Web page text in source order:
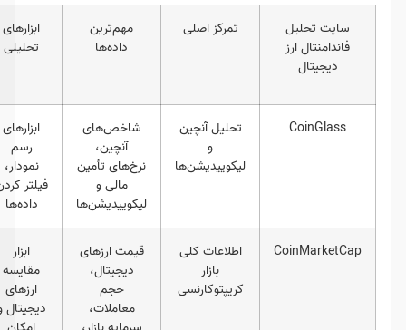
تمرکز اصلی
مهم‌ترین
ابزارهای
تحلیلی
جامعه کاربری
تحلیل آنچین
شاخص‌های
نرخ‌های تأمین
ابزارهای
رسم
نمودار،
فیلتر کردن
داده‌ها
تریدرهای
حرفه‌ای
اطلاعات کلی
قیمت ارزهای
دیجیتال،
حجم
ابزار
مقایسه
ارزهای
دیجیتال و
عمومی،
تریدرها،
تحلیلگران،